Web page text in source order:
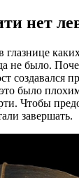
нет
глазнице
не было.
создавался
было
Чтобы
завершать.